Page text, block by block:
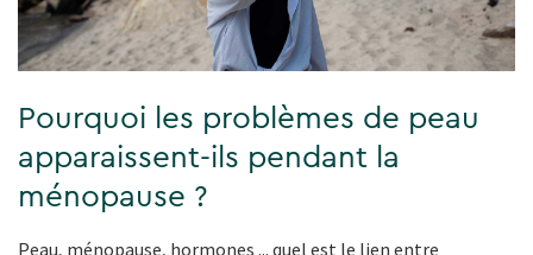
Pourquoi les problèmes de peau
apparaissent-ils pendant la
ménopause ?
Peau, ménopause, hormones ... quel est le lien entre